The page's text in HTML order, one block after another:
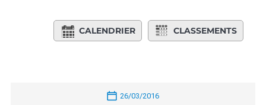
CALENDRIER CLASSEMENTS
26/03/2016